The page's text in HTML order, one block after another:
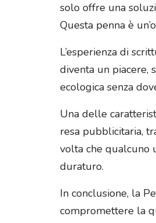
solo offre una
Questa penna è
L’esperienza di
diventa un piacere,
ecologica senza
Una delle
resa pubblicitaria,
volta che qualcuno
duraturo.
In conclusione, la
compromettere la